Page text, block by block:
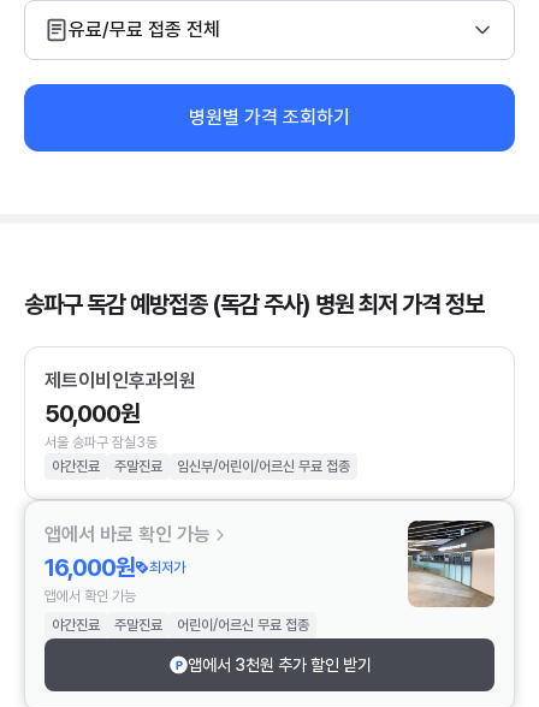
유료/무료 접종 전체
병원별 가격 조회하기
송파구 독감 예방접종 (독감 주사) 병원 최저 가격 정보
제트이비인후과의원
50,000원
서울 송파구 잠실3동
야간진료
주말진료 임신부/어린이/어르신 무료 접종
앱에서 바로 확인 가능
16,000원
최저가
앱에서 확인 가능
야간진료
주말진료 어린이/어르신 무료 접종
앱에서 3천원 추가 할인 받기